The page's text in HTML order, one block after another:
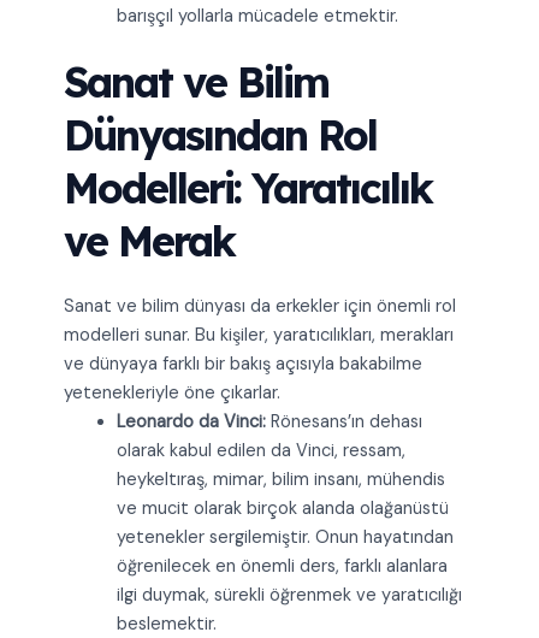
barışçıl yollarla mücadele etmektir.
Sanat ve Bilim
Dünyasından Rol
Modelleri: Yaratıcılık
ve Merak
Sanat ve bilim dünyası da erkekler için önemli rol
modelleri sunar. Bu kişiler, yaratıcılıkları, merakları
ve dünyaya farklı bir bakış açısıyla bakabilme
yetenekleriyle öne çıkarlar.
Leonardo da Vinci:Rönesans’ın dehası
olarak kabul edilen da Vinci, ressam,
heykeltıraş, mimar, bilim insanı, mühendis
ve mucit olarak birçok alanda olağanüstü
yetenekler sergilemiştir. Onun hayatından
öğrenilecek en önemli ders, farklı alanlara
ilgi duymak, sürekli öğrenmek ve yaratıcılığı
beslemektir.